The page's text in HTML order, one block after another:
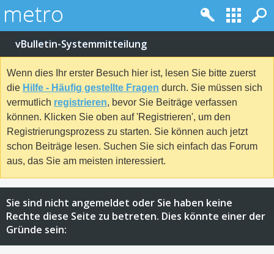
vBulletin-Systemmitteilung
Wenn dies Ihr erster Besuch hier ist, lesen Sie bitte zuerst
die Hilfe - Häufig gestellte Fragen durch. Sie müssen sich
vermutlich registrieren, bevor Sie Beiträge verfassen
können. Klicken Sie oben auf 'Registrieren', um den
Registrierungsprozess zu starten. Sie können auch jetzt
schon Beiträge lesen. Suchen Sie sich einfach das Forum
aus, das Sie am meisten interessiert.
Sie sind nicht angemeldet oder Sie haben keine
Rechte diese Seite zu betreten. Dies könnte einer der
Gründe sein: